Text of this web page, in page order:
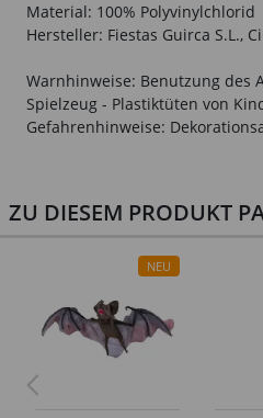
Material: 100% Polyvinylchlorid
Hersteller: Fiestas Guirca S.L.,
Warnhinweise: Benutzung des
Spielzeug - Plastiktüten von
Gefahrenhinweise:
ZU DIESEM PRODUKT
NEU